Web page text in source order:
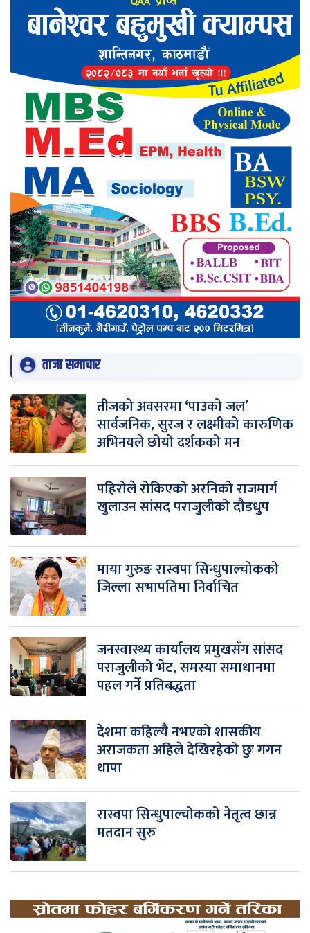
ताजा समाचार
तीजको अवसरमा ‘पाउको जल’
सार्वजनिक, सुरज र लक्ष्मीको कारुणिक
अभिनयले छोयो दर्शकको मन
पहिरोले रोकिएको अरनिको राजमार्ग
खुलाउन सांसद पराजुलीको दौडधुप
माया गुरुङ रास्वपा सिन्धुपाल्चोकको
जिल्ला सभापतिमा निर्वाचित
जनस्वास्थ्य कार्यालय प्रमुखसँग सांसद
पराजुलीको भेट, समस्या समाधानमा
पहल गर्ने प्रतिबद्धता
देशमा कहिल्यै नभएको शासकीय
अराजकता अहिले देखिरहेको छुः गगन
थापा
रास्वपा सिन्धुपाल्चोकको नेतृत्व छान्न
मतदान सुरु